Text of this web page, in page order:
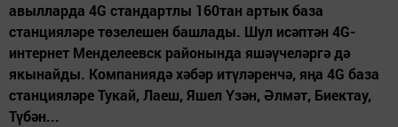
авылларда 4G стандартлы 160тан артык база
станцияләре төзелешен башлады. Шул исәптән 4G-
интернет Менделеевск районында яшәүчеләргә дә
якынайды. Компаниядә хәбәр итүләренчә, яңа 4G база
станцияләре Тукай, Лаеш, Яшел Үзән, Әлмәт, Биектау,
Түбән...